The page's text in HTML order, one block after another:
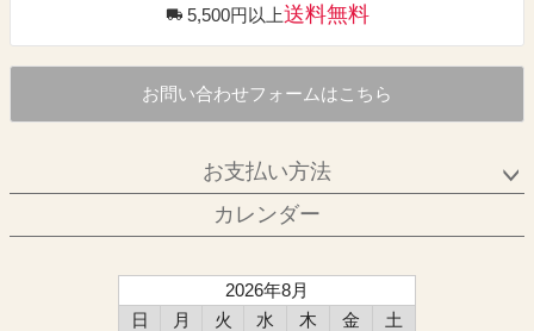
5,500円以上送料無料
お問い合わせフォームはこちら
お支払い方法
カレンダー
2026年8月
日
月 火 水 木 金
土